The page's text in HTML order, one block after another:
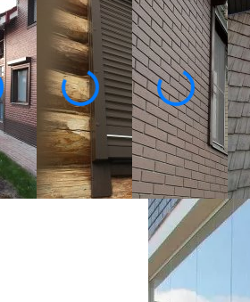
доставка и монтаж